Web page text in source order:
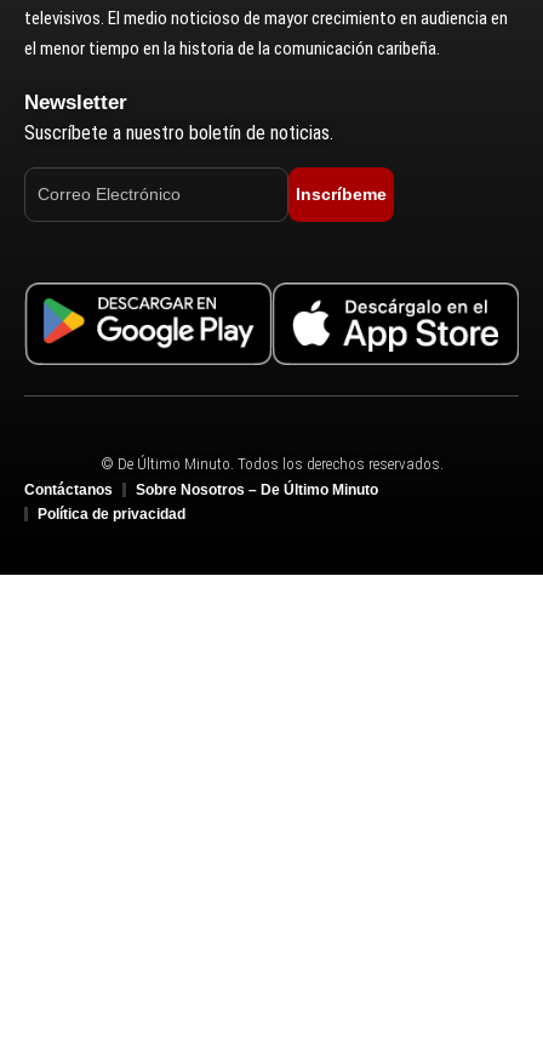
televisivos. El medio noticioso de mayor crecimiento en audiencia en
el menor tiempo en la historia de la comunicación caribeña.
Newsletter
Suscríbete a nuestro boletín de noticias.
Inscríbeme
© De Último Minuto. Todos los derechos reservados.
Contáctanos
Sobre Nosotros – De Último Minuto
Política de privacidad